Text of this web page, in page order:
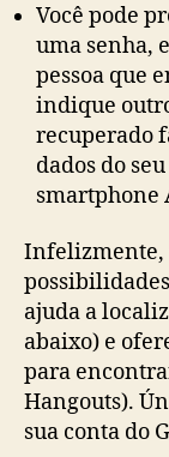
Você pode
uma senha,
pessoa que
indique
recuperado
dados do
smartphone
Infelizmente,
ajuda a
abaixo) e
para
Hangouts).
sua conta do